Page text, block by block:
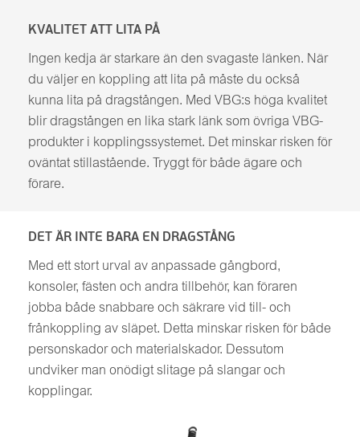
KVALITET ATT LITA PÅ
Ingen kedja är starkare än den svagaste länken. När
du väljer en koppling att lita på måste du också
kunna lita på dragstången. Med VBG:s höga kvalitet
blir dragstången en lika stark länk som övriga VBG-
produkter i kopplingssystemet. Det minskar risken för
oväntat stillastående. Tryggt för både ägare och
förare.
DET ÄR INTE BARA EN DRAGSTÅNG
Med ett stort urval av anpassade gångbord,
konsoler, fästen och andra tillbehör, kan föraren
jobba både snabbare och säkrare vid till- och
frånkoppling av släpet. Detta minskar risken för både
personskador och materialskador. Dessutom
undviker man onödigt slitage på slangar och
kopplingar.